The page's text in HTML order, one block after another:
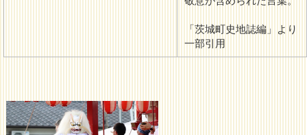
「茨城町史地誌編」より
一部引用